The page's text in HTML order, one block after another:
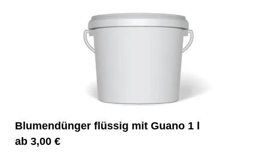
Blumendünger flüssig mit Guano 1 l
ab 3,00 €